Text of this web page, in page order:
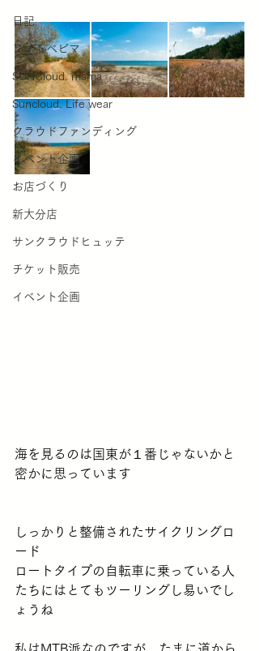
日記
フォトベビマ
SUNCloud. mama
Suncloud. Life wear
クラウドファンディング
イベント企画
お店づくり
新大分店
サンクラウドヒュッテ
チケット販売
イベント企画
海を見るのは国東が１番じゃないかと
密かに思っています
しっかりと整備されたサイクリングロ
ード
ロートタイプの自転車に乗っている人
たちにはとてもツーリングし易いでし
ょうね
私はMTB派なのですが、たまに道から